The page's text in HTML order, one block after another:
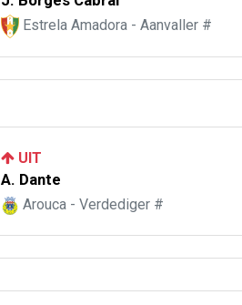
Estrela Amadora - Aanvaller #
UIT
A. Dante
Arouca - Verdediger #